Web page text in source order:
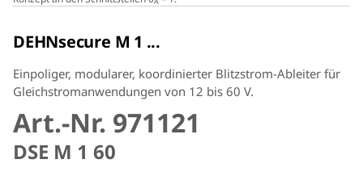
DEHNsecure M 1 ...
Einpoliger, modularer, koordinierter Blitzstrom-Ableiter für
Gleichstromanwendungen von 12 bis 60 V.
Art.-Nr. 971121
DSE M 1 60